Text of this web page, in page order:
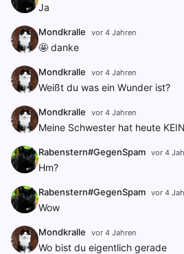
Ja
Mondkralle vor 4 Jahren
🤩 danke
Mondkralle vor 4 Jahren
Weißt du was ein Wunder ist?
Mondkralle vor 4 Jahren
Meine Schwester hat heute
Rabenstern#GegenSpam vor 4
Hm?
Rabenstern#GegenSpam vor 4
Wow
Mondkralle vor 4 Jahren
Wo bist du eigentlich gerade